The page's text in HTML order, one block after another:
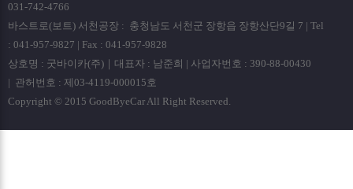
031-742-4766
바스트로(보트) 서천공장 : 충청남도 서천군 장항읍 장항산단9길 7 | Tel
: 041-957-9827 | Fax : 041-957-9828
상호명 : 굿바이카(주)｜대표자 : 남준희 | 사업자번호 : 390-88-00430
| 관허번호 : 제03-4119-000015호
Copyright © 2015 GoodByeCar All Right Reserved.